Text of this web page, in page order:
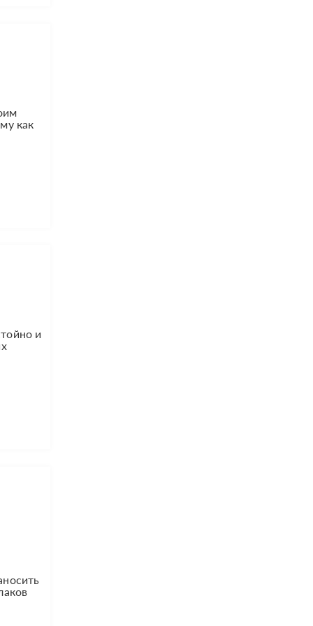
как
и